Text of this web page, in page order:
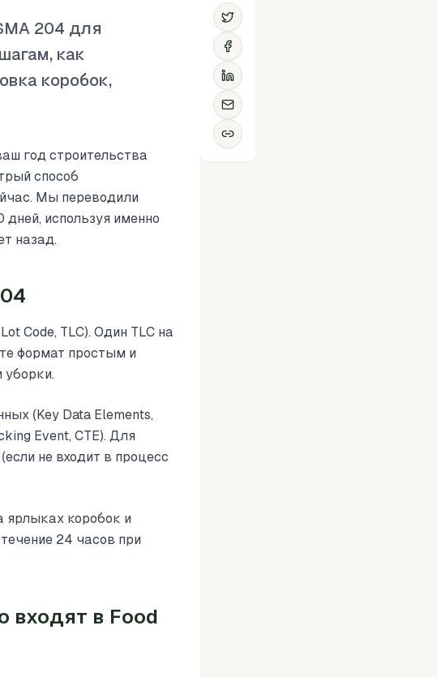
204 для
как
коробок,
год строительства
способ
Мы переводили
используя именно
назад.
Code, TLC). Один TLC на
формат простым и
(Key Data Elements,
Event, CTE). Для
не входит в процесс
ярлыках коробок и
24 часов при
входят в Food